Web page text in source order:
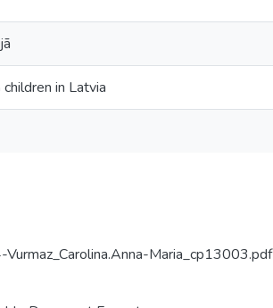
in Latvia
Maria_cp13003.pdf